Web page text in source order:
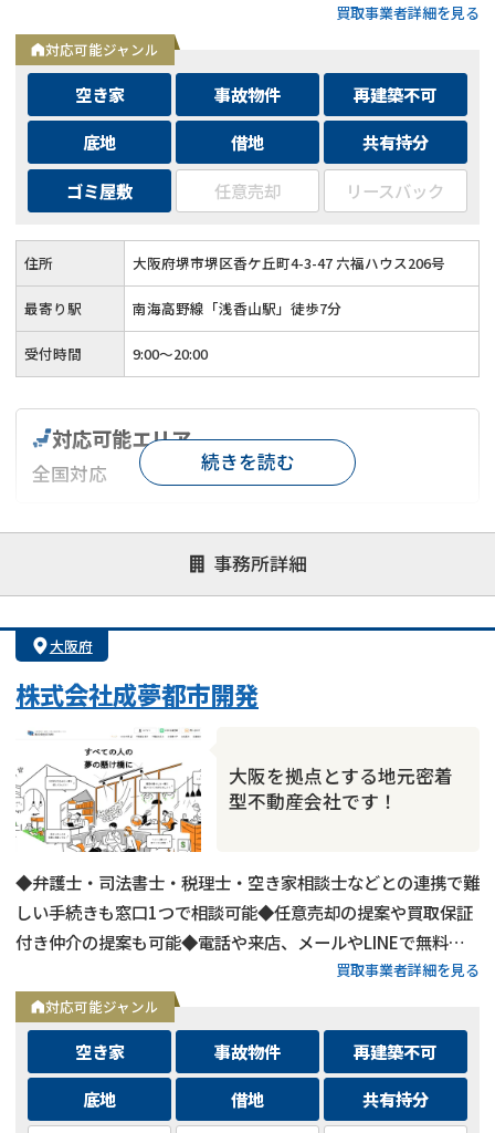
買取事業者詳細を見る
対応可能ジャンル
空き家 事故物件
再建築不可
底地
借地
共有持分
ゴミ屋敷
任意売却 リースバック
住所 大阪府堺市堺区香ケ丘町4-3-47 六福ハウス206号
最寄り駅 南海高野線「浅香山駅」徒歩7分
受付時間 9:00～20:00
事務所詳細
対応可能エリア
全国対応
対応が親身 オンライン面談可能
レスポンスが早い
1億円以上の買取可
続きを読む
大阪府
株式会社成夢都市開発
大阪を拠点とする地元密着
型不動産会社です！
◆弁護士・司法書士・税理士・空き家相談士などとの連携で難
しい手続きも窓口1つで相談可能◆任意売却の提案や買取保証
付き仲介の提案も可能◆電話や来店、メールやLINEで無料相
談・査定が可能◆メールやLINEでの問い合わせは24時間受付
中
買取事業者詳細を見る
対応可能ジャンル
空き家 事故物件
再建築不可
底地
借地
共有持分